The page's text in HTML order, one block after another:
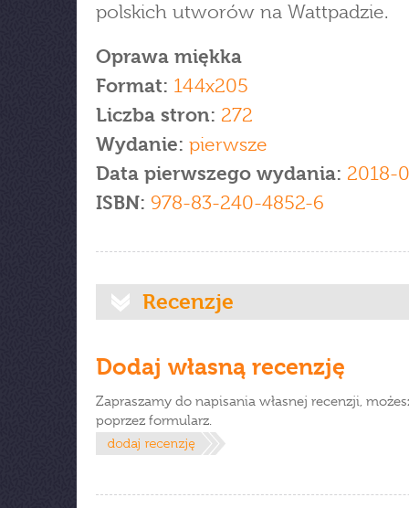
polskich utworów na Wattpadzie.
Oprawa miękka
Format: 144x205
Liczba stron: 272
Wydanie: pierwsze
Data pierwszego wydania: 2018-
ISBN: 978-83-240-4852-6
Recenzje
Dodaj własną recenzję
Zapraszamy do napisania własnej recenzji,
poprzez formularz.